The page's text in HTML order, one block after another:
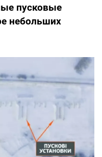
пусковые
небольших